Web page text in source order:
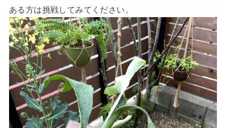
ある方は挑戦してみてください。